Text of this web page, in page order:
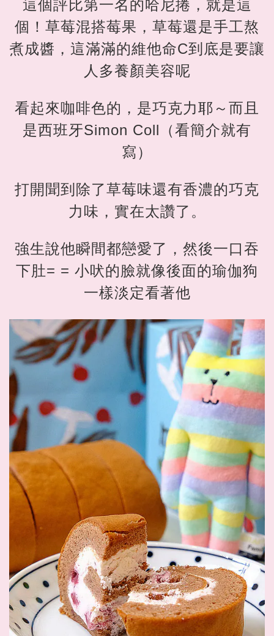
這個評比第一名的哈尼捲，就是這
個！草莓混搭莓果，草莓還是手工熬
煮成醬，這滿滿的維他命C到底是要讓
人多養顏美容呢
看起來咖啡色的，是巧克力耶～而且
是西班牙Simon Coll（看簡介就有
寫）
打開聞到除了草莓味還有香濃的巧克
力味，實在太讚了。
強生說他瞬間都戀愛了，然後一口吞
下肚= = 小吠的臉就像後面的瑜伽狗
一樣淡定看著他